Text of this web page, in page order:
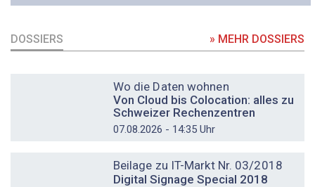
DOSSIERS » MEHR DOSSIERS
Wo die Daten wohnen
Von Cloud bis Colocation: alles zu
Schweizer Rechenzentren
07.08.2026 - 14:35 Uhr
Beilage zu IT-Markt Nr. 03/2018
Digital Signage Special 2018